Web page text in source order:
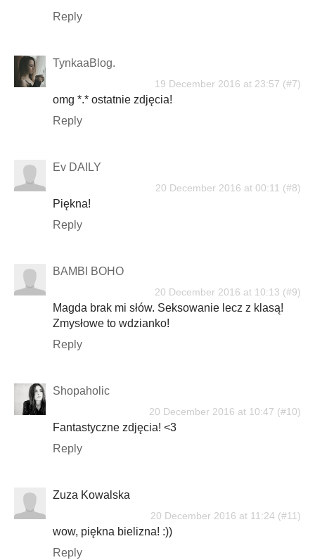
Reply
TynkaaBlog.
19 December 2016 at 23:57
omg *.* ostatnie zdjęcia!
Reply
Ev DAILY
20 December 2016 at 00:11
Piękna!
Reply
BAMBI BOHO
20 December 2016 at 10:13
Magda brak mi słów. Seksowanie lecz z klasą!
Zmysłowe to wdzianko!
Reply
Shopaholic
20 December 2016 at 10:47
Fantastyczne zdjęcia! <3
Reply
Zuza Kowalska
20 December 2016 at 11:24
wow, piękna bielizna! :))
Reply